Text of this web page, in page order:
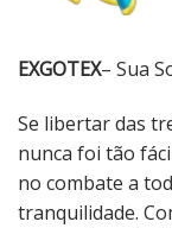
EXGOTEX– Sua
Se libertar das
nunca foi tão
no combate a
tranquilidade.